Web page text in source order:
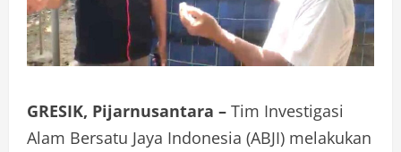
GRESIK, Pijarnusantara – Tim Investigasi
Alam Bersatu Jaya Indonesia (ABJI) melakukan